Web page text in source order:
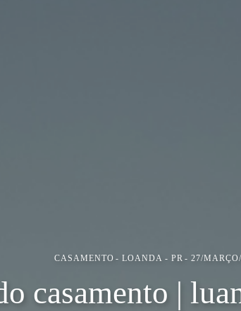
CASAMENTO LOANDA - PR 27/
casamento |